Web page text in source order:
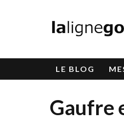
LE BLOG
Gaufre